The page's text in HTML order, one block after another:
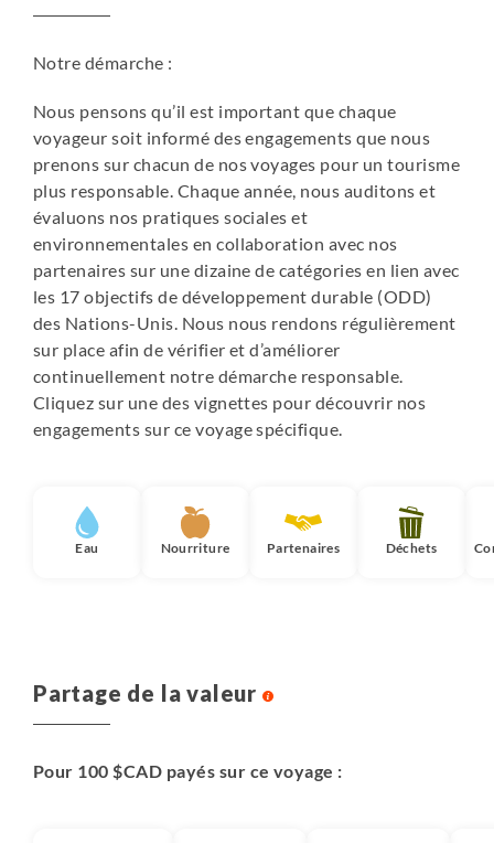
Notre démarche :
Nous pensons qu’il est important que chaque
voyageur soit informé des engagements que nous
prenons sur chacun de nos voyages pour un tourisme
plus responsable. Chaque année, nous auditons et
évaluons nos pratiques sociales et
environnementales en collaboration avec nos
partenaires sur une dizaine de catégories en lien avec
les 17 objectifs de développement durable (ODD)
des Nations-Unis. Nous nous rendons régulièrement
sur place afin de vérifier et d’améliorer
continuellement notre démarche responsable.
Cliquez sur une des vignettes pour découvrir nos
engagements sur ce voyage spécifique.
Eau Nourriture Partenaires Déchets
Partage de la valeur
Pour 100 $CAD payés sur ce voyage :